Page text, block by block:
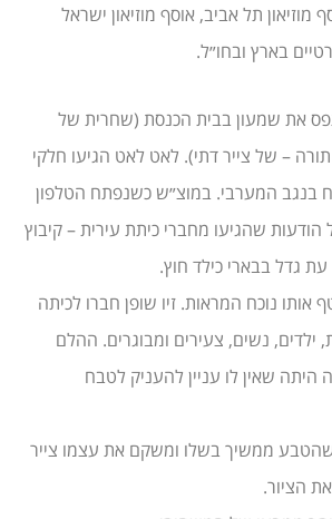
מוזיאון תל אביב, אוסף מוזיאון ישראל
בארץ ובחו״ל.
את שמעון בבית הכנסת (שחרית של
– של צייר דתי). לאט לאט הגיעו חלקי
בנגב המערבי. במוצ״ש כשנפתח הטלפון
שהגיעו מחברי כיתת עירית – קיבוץ
גדל בבארי כילד חוץ.
אותו נוכח המראות. זיו שופן חברו לכיתה
ילדים, נשים, צעירים ומבוגרים. ההלם
היתה שאין לו עניין להעניק לטבח
ממשיך בשלו ומשקם את עצמו צייר
הציור.